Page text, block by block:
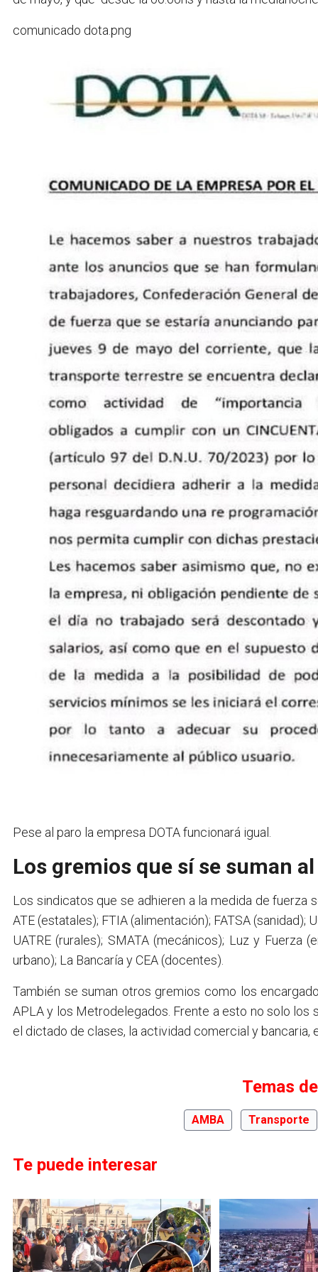
comunicado dota.png
Pese al paro la empresa DOTA funcionará igual.
Los gremios que sí se suman
Los sindicatos que se adhieren a la medida de fuerza
ATE (estatales); FTIA (alimentación); FATSA
UATRE (rurales); SMATA (mecánicos); Luz y Fuerza
urbano); La Bancaría y CEA (docentes).
También se suman otros gremios como los
APLA y los Metrodelegados. Frente a esto no solo
el dictado de clases, la actividad comercial y bancaria,
Temas
AMBA Transporte
Te puede interesar